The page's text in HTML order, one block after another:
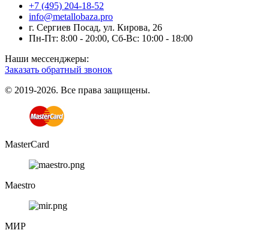
+7 (495) 204-18-52
info@metallobaza.pro
г. Сергиев Посад, ул. Кирова, 26
Пн-Пт: 8:00 - 20:00, Сб-Вс: 10:00 - 18:00
Наши мессенджеры:
Заказать обратный звонок
© 2019-2026. Все права защищены.
MasterCard
Maestro
МИР